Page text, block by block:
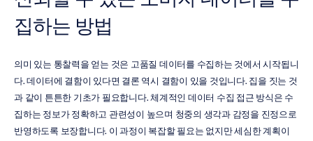
집하는 방법
의미 있는 통찰력을 얻는 것은 고품질 데이터를 수집하는 것에서 시작됩니
다. 데이터에 결함이 있다면 결론 역시 결함이 있을 것입니다. 집을 짓는 것
과 같이 튼튼한 기초가 필요합니다. 체계적인 데이터 수집 접근 방식은 수
집하는 정보가 정확하고 관련성이 높으며 청중의 생각과 감정을 진정으로
반영하도록 보장합니다. 이 과정이 복잡할 필요는 없지만 세심한 계획이